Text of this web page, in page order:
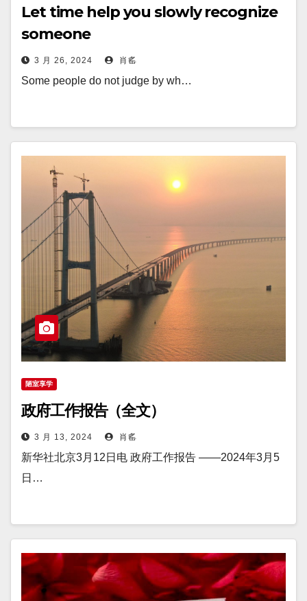
Let time help you slowly recognize
someone
3 月 26, 2024 肖䍃
Some people do not judge by wh…
陋室享学
政府工作报告（全文）
3 月 13, 2024 肖䍃
新华社北京3月12日电 政府工作报告 ——2024年3月5
日…